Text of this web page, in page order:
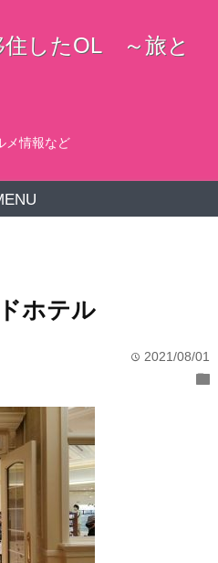
住したOL ～旅と
メ情報など
ホテル
time 2021/08/01
folder